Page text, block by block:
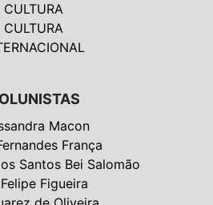
CULTURA
CULTURA
Macon
França
Santos Bei Salomão
Figueira